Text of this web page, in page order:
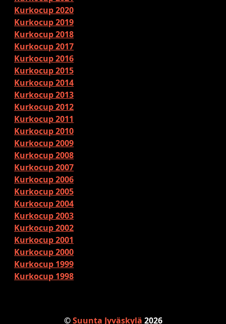
Kurkocup 2020
Kurkocup 2019
Kurkocup 2018
Kurkocup 2017
Kurkocup 2016
Kurkocup 2015
Kurkocup 2014
Kurkocup 2013
Kurkocup 2012
Kurkocup 2011
Kurkocup 2010
Kurkocup 2009
Kurkocup 2008
Kurkocup 2007
Kurkocup 2006
Kurkocup 2005
Kurkocup 2004
Kurkocup 2003
Kurkocup 2002
Kurkocup 2001
Kurkocup 2000
Kurkocup 1999
Kurkocup 1998
©Suunta Jyväskylä 2026